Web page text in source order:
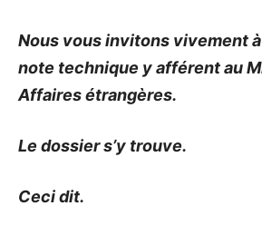
Nous vous invitons vivement
note technique y afférent au
Affaires étrangères.
Le dossier s’y trouve.
Ceci dit.